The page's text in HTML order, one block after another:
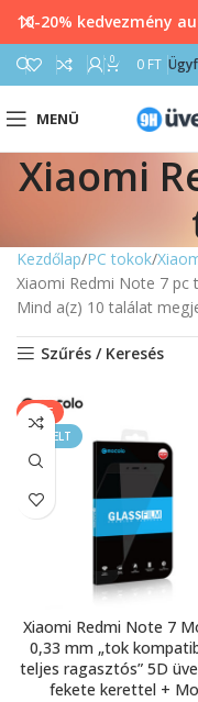
0 0 FT
MENÜ
Xiaomi
Kezdőlap PC tokok
Xiaomi Redmi Note 7 pc
Mind a(z) 10 találat
Szűrés / Keresés
SALE
KIEMELT
Xiaomi Redmi Note 7
0,33 mm „tok
teljes ragasztós” 5D
fekete kerettel +
10-20% kedvezmény